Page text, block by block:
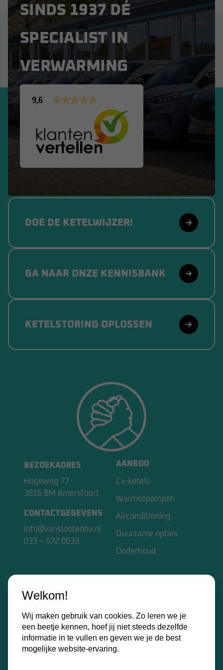
SINDS 1937 DÉ
SPECIALIST IN
VERWARMING
9,6
DOE DE KETELWIJZER!
GA NAAR ONZE KENNISBANK
KETELSTORING OPLOSSEN
BEZOEKADRES
Hogeweg 77
3816 BM Amersfoort
CONTACTGEGEVENS
info@vanslootenbv.nl
033 – 472 0033
AANBOD
Cv-ketels
Warmtepompen
Airconditioning
Duurzame opties
Onderhoud
Home
Over ons
Kennisbank
Contact
Welkom!
Wij maken gebruik van cookies. Zo leren we je
een beetje kennen, hoef jij niet steeds dezelfde
informatie in te vullen en geven we je de best
mogelijke website-ervaring.